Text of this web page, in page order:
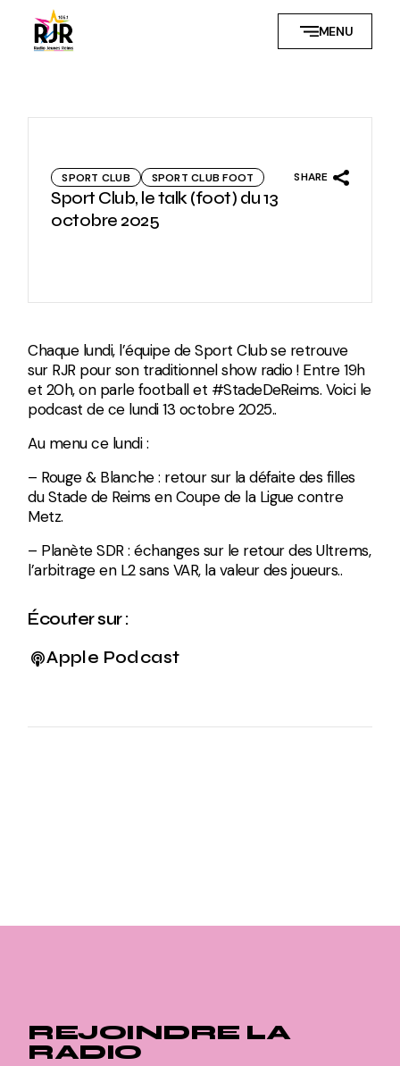
content
MENU
SPORT CLUB SPORT CLUB FOOT
Sport Club, le talk (foot) du 13
octobre 2025
SHARE
Chaque lundi, l’équipe de Sport Club se retrouve
sur RJR pour son traditionnel show radio ! Entre 19h
et 20h, on parle football et #StadeDeReims. Voici le
podcast de ce lundi 13 octobre 2025..
Au menu ce lundi :
– Rouge & Blanche : retour sur la défaite des filles
du Stade de Reims en Coupe de la Ligue contre
Metz.
– Planète SDR : échanges sur le retour des Ultrems,
l’arbitrage en L2 sans VAR, la valeur des joueurs..
Écouter sur :
Apple Podcast
REJOINDRE LA
RADIO